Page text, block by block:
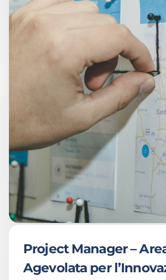
Project Manager –
Agevolata per